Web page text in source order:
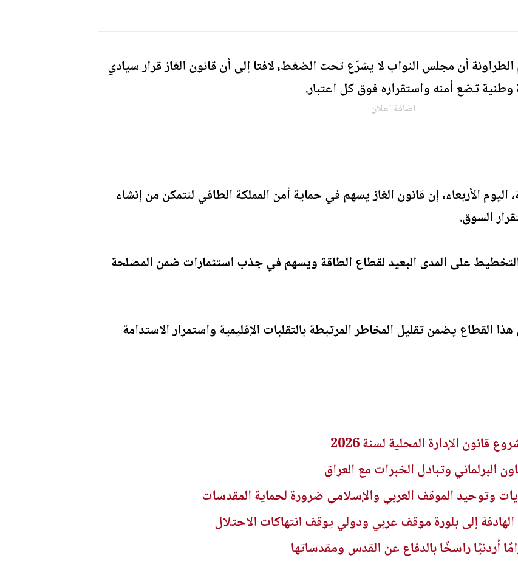
الطراونة أن مجلس النواب لا يشرّع تحت الضغط، لافتا إلى أن قانون الغاز قرار سيادي
وطنية تضع أمنه واستقراره فوق كل اعتبار.
اضافة اعلان
الأربعاء، إن قانون الغاز يسهم في حماية أمن المملكة الطاقي لنتمكن من إنشاء
السوق.
على المدى البعيد لقطاع الطاقة ويسهم في جذب استثمارات ضمن المصلحة
القطاع يضمن تقليل المخاطر المرتبطة بالتقلبات الإقليمية واستمرار الاستدامة
قانون الإدارة المحلية لسنة 2026
البرلماني وتبادل الخبرات مع العراق
وتوحيد الموقف العربي والإسلامي ضرورة لحماية المقدسات
إلى بلورة موقف عربي ودولي يوقف انتهاكات الاحتلال
أردنيًا راسخًا بالدفاع عن القدس ومقدساتها